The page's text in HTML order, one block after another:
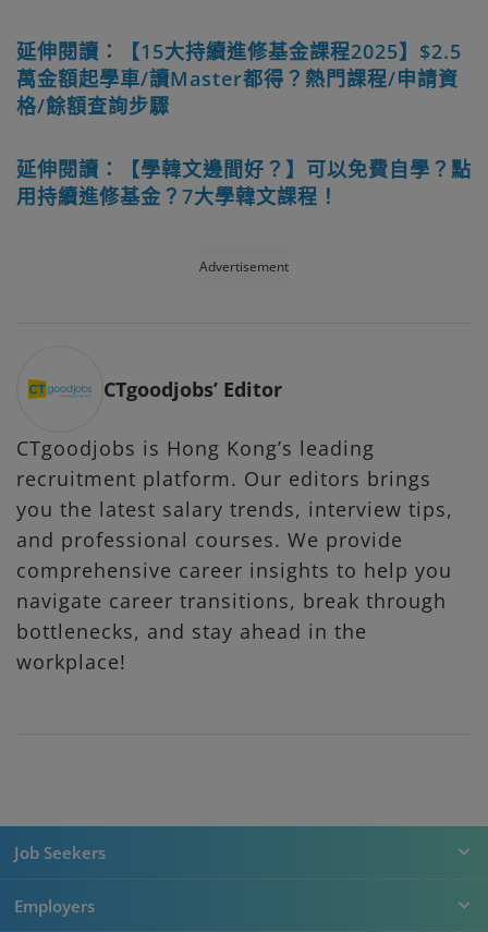
延伸閱讀：【15大持續進修基金課程2025】$2.5
萬金額起學車/讀Master都得？熱門課程/申請資
格/餘額查詢步驟
延伸閱讀：【學韓文邊間好？】可以免費自學？點
用持續進修基金？7大學韓文課程！
Advertisement
CTgoodjobs’ Editor
CTgoodjobs is Hong Kong’s leading
recruitment platform. Our editors brings
you the latest salary trends, interview tips,
and professional courses. We provide
comprehensive career insights to help you
navigate career transitions, break through
bottlenecks, and stay ahead in the
workplace!
Job Seekers
Employers